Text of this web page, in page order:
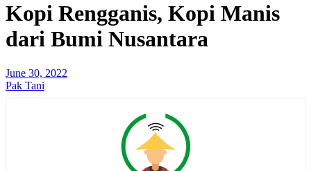
Kopi Rengganis, Kopi Manis
dari Bumi Nusantara
June 30, 2022
Pak Tani